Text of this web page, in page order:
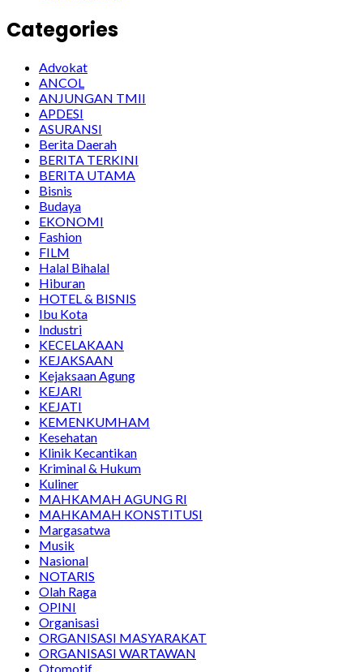
Categories
Advokat
ANCOL
ANJUNGAN TMII
APDESI
ASURANSI
Berita Daerah
BERITA TERKINI
BERITA UTAMA
Bisnis
Budaya
EKONOMI
Fashion
FILM
Halal Bihalal
Hiburan
HOTEL & BISNIS
Ibu Kota
Industri
KECELAKAAN
KEJAKSAAN
Kejaksaan Agung
KEJARI
KEJATI
KEMENKUMHAM
Kesehatan
Klinik Kecantikan
Kriminal & Hukum
Kuliner
MAHKAMAH AGUNG RI
MAHKAMAH KONSTITUSI
Margasatwa
Musik
Nasional
NOTARIS
Olah Raga
OPINI
Organisasi
ORGANISASI MASYARAKAT
ORGANISASI WARTAWAN
Otomotif